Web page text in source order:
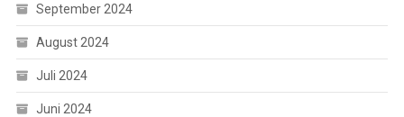
September 2024
August 2024
Juli 2024
Juni 2024